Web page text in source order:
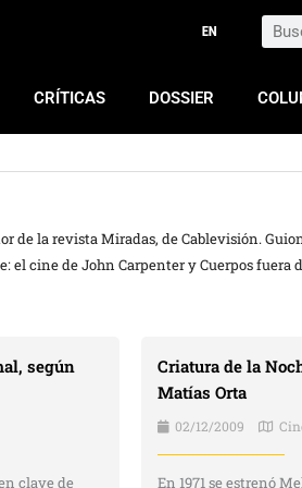
CRÍTICAS DOSSIER
de la revista Miradas, de Cablevisión.
el cine de John Carpenter y Cuerpos fuera
según
clave de
Criatura de la
Matías Orta
02/12/2009
En 1971 se estrenó